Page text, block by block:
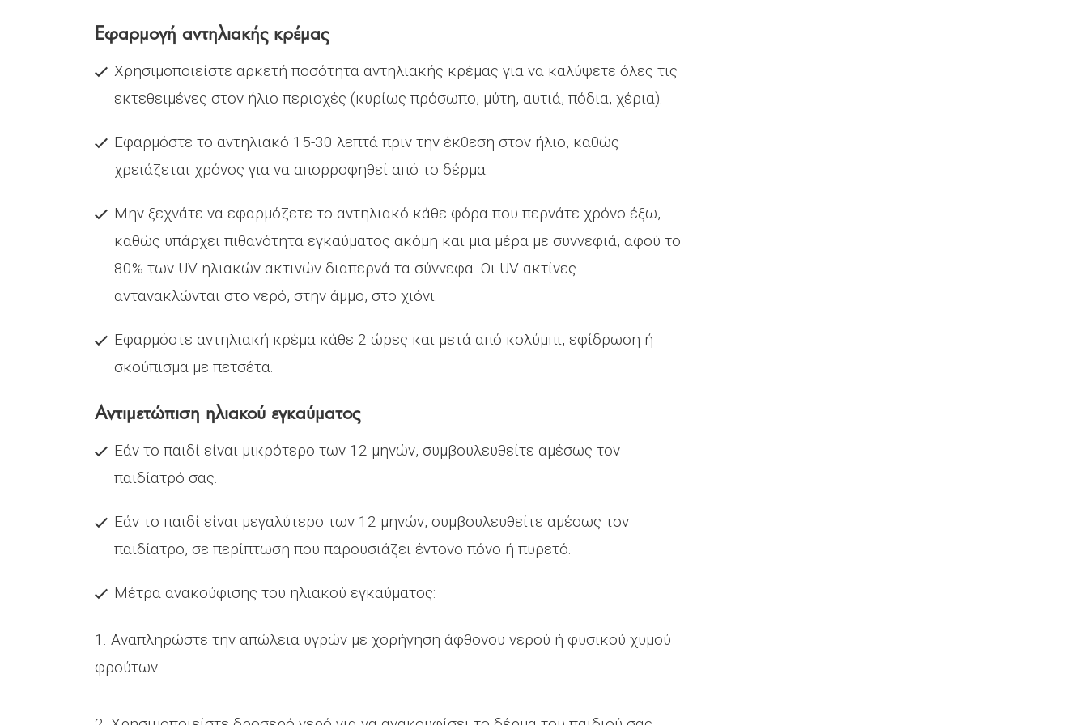
Εφαρμογή αντηλιακής κρέμας
Χρησιμοποιείστε αρκετή ποσότητα αντηλιακής κρέμας για να καλύψετε όλες τις
εκτεθειμένες στον ήλιο περιοχές (κυρίως πρόσωπο, μύτη, αυτιά, πόδια, χέρια).
Εφαρμόστε το αντηλιακό 15-30 λεπτά πριν την έκθεση στον ήλιο, καθώς
χρειάζεται χρόνος για να απορροφηθεί από το δέρμα.
Μην ξεχνάτε να εφαρμόζετε το αντηλιακό κάθε φόρα που περνάτε χρόνο έξω,
καθώς υπάρχει πιθανότητα εγκαύματος ακόμη και μια μέρα με συννεφιά, αφού το
80% των UV ηλιακών ακτινών διαπερνά τα σύννεφα. Οι UV ακτίνες
αντανακλώνται στο νερό, στην άμμο, στο χιόνι.
Εφαρμόστε αντηλιακή κρέμα κάθε 2 ώρες και μετά από κολύμπι, εφίδρωση ή
σκούπισμα με πετσέτα.
Αντιμετώπιση ηλιακού εγκαύματος
Εάν το παιδί είναι μικρότερο των 12 μηνών, συμβουλευθείτε αμέσως τον
παιδίατρό σας.
Εάν το παιδί είναι μεγαλύτερο των 12 μηνών, συμβουλευθείτε αμέσως τον
παιδίατρο, σε περίπτωση που παρουσιάζει έντονο πόνο ή πυρετό.
Μέτρα ανακούφισης του ηλιακού εγκαύματος:
1. Αναπληρώστε την απώλεια υγρών με χορήγηση άφθονου νερού ή φυσικού χυμού
φρούτων.